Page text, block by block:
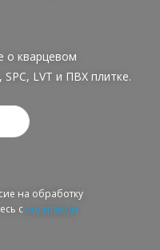
о кварцевом
LVT и ПВХ плитке.
на обработку
с политикой